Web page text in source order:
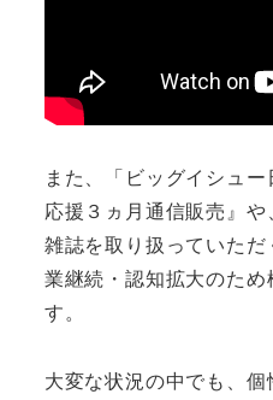
また、「ビッグイシュ
応援３ヵ月通信販売』
雑誌を取り扱っていた
業継続・認知拡大のた
す。
大変な状況の中でも、